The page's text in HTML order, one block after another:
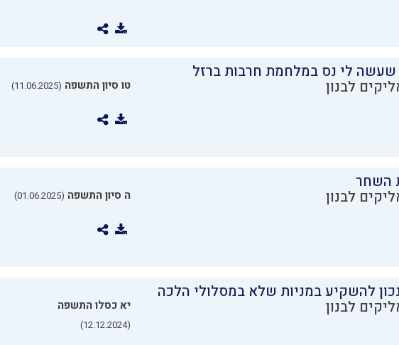
לי נס במלחמת חרבות ברזל
לבנון טו סיון התשפה (11.06.2025)
השחר
לבנון ה סיון התשפה (01.06.2025)
להשקיע במניות שלא במסלולי הלכה
לבנון יא כסלו התשפה
(12.12.2024)